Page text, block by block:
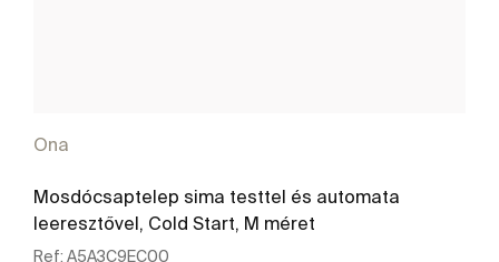
Ona
Mosdócsaptelep sima testtel és automata
leeresztővel, Cold Start, M méret
Ref: A5A3C9EC00